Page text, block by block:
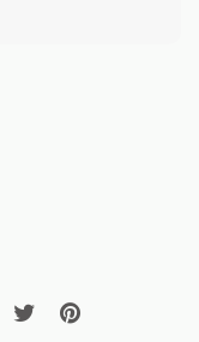
另開視窗)
到facebook(另開視窗)
分享到twitter(另開視
分享到